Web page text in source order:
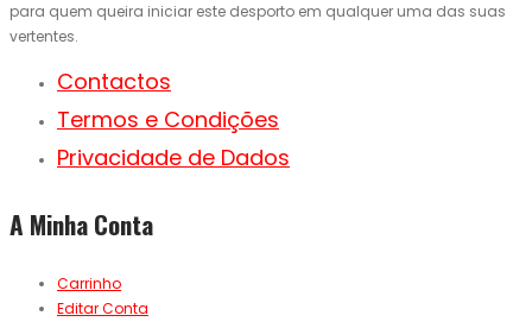
para quem queira iniciar este desporto em qualquer uma das suas
vertentes.
Contactos
Termos e Condições
Privacidade de Dados
A Minha Conta
Carrinho
Editar Conta